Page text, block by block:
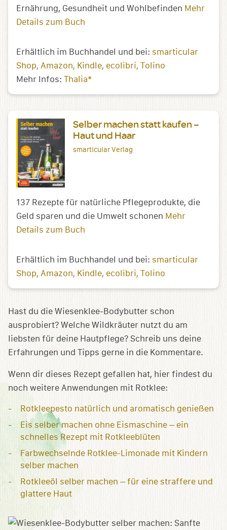
Ernährung, Gesundheit und Wohlbefinden Mehr
Details zum Buch
Erhältlich im Buchhandel und bei: smarticular
Shop Amazon Kindle ecolibri Tolino
Mehr Infos: Thalia*
Selber machen statt kaufen –
Haut und Haar
smarticular Verlag
137 Rezepte für natürliche Pflegeprodukte, die
Geld sparen und die Umwelt schonen Mehr
Details zum Buch
Erhältlich im Buchhandel und bei: smarticular
Shop Amazon Kindle ecolibri Tolino
Hast du die Wiesenklee-Bodybutter schon
ausprobiert? Welche Wildkräuter nutzt du am
liebsten für deine Hautpflege? Schreib uns deine
Erfahrungen und Tipps gerne in die Kommentare.
Wenn dir dieses Rezept gefallen hat, hier findest du
noch weitere Anwendungen mit Rotklee:
Rotkleepesto natürlich und aromatisch genießen
Eis selber machen ohne Eismaschine – ein
schnelles Rezept mit Rotkleeblüten
Farbwechselnde Rotklee-Limonade mit Kindern
selber machen
Rotkleeöl selber machen – für eine straffere und
glattere Haut